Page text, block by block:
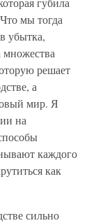
мы тогда
убытка,
решает
а
мир. Я
на
каждого
как
сильно